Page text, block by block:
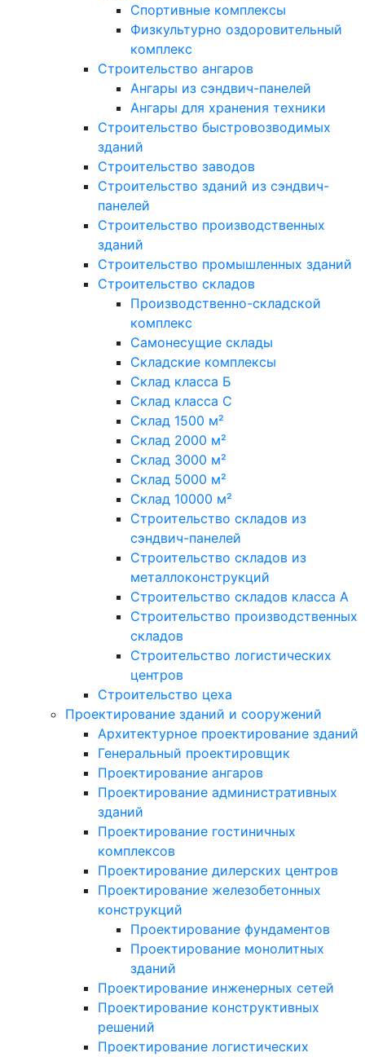
Спортивные комплексы
Физкультурно оздоровительный
комплекс
Строительство ангаров
Ангары из сэндвич-панелей
Ангары для хранения техники
Строительство быстровозводимых
зданий
Строительство заводов
Строительство зданий из сэндвич-
панелей
Строительство производственных
зданий
Строительство промышленных зданий
Строительство складов
Производственно-складской
комплекс
Самонесущие склады
Складские комплексы
Склад класса Б
Склад класса С
Склад 1500 м²
Склад 2000 м²
Склад 3000 м²
Склад 5000 м²
Склад 10000 м²
Строительство складов из
сэндвич-панелей
Строительство складов из
металлоконструкций
Строительство складов класса А
Строительство производственных
складов
Строительство логистических
центров
Строительство цеха
Проектирование зданий и сооружений
Архитектурное проектирование зданий
Генеральный проектировщик
Проектирование ангаров
Проектирование административных
зданий
Проектирование гостиничных
комплексов
Проектирование дилерских центров
Проектирование железобетонных
конструкций
Проектирование фундаментов
Проектирование монолитных
зданий
Проектирование инженерных сетей
Проектирование конструктивных
решений
Проектирование логистических